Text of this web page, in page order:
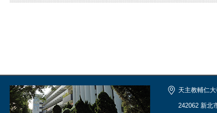
天主教輔仁
242062 新北